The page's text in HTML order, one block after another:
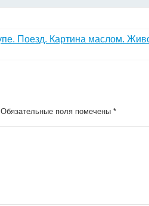
Обязательные поля помечены *